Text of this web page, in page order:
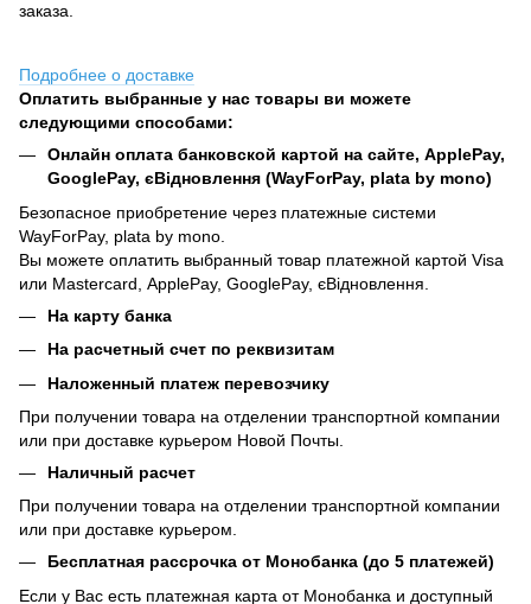
заказа.
Подробнее о доставке
Оплатить выбранные у нас товары ви можете
следующими способами:
Онлайн оплата банковской картой на сайте, ApplePay,
GooglePay, єВідновлення (WayForPay, plata by mono)
Безопасное приобретение через платежные системи
WayForPay, plata by mono.
Вы можете оплатить выбранный товар платежной картой Visa
или Mastercard, ApplePay, GooglePay, єВідновлення.
На карту банка
На расчетный счет по реквизитам
Наложенный платеж перевозчику
При получении товара на отделении транспортной компании
или при доставке курьером Новой Почты.
Наличный расчет
При получении товара на отделении транспортной компании
или при доставке курьером.
Бесплатная рассрочка от Монобанка (до 5 платежей)
Если у Вас есть платежная карта от Монобанка и доступный